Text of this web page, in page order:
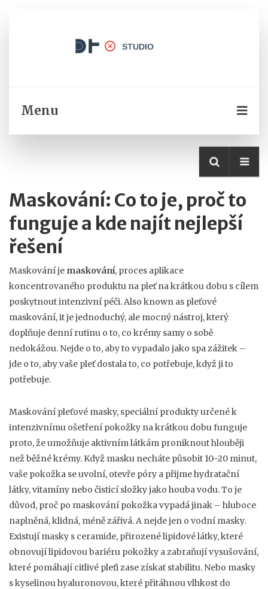
Menu
Maskování: Co to je, proč to
funguje a kde najít nejlepší
řešení
Maskování je maskování, proces aplikace
koncentrovaného produktu na pleť na krátkou dobu s cílem
poskytnout intenzivní péči. Also known as pleťové
maskování, it je jednoduchý, ale mocný nástroj, který
doplňuje denní rutinu o to, co krémy samy o sobě
nedokážou. Nejde o to, aby to vypadalo jako spa zážitek –
jde o to, aby vaše pleť dostala to, co potřebuje, když ji to
potřebuje.
Maskování pleťové masky, speciální produkty určené k
intenzivnímu ošetření pokožky na krátkou dobufunguje
proto, že umožňuje aktivním látkám proniknout hlouběji
než běžné krémy. Když masku necháte působit 10–20 minut,
vaše pokožka se uvolní, otevře póry a přijme hydratační
látky, vitamíny nebo čisticí složky jako houba vodu. To je
důvod, proč po maskování pokožka vypadá jinak – hluboce
naplněná, klidná, méně zářivá. A nejde jen o vodní masky.
Existují masky s ceramide, přirozené lipidové látky, které
obnovují lipidovou bariéru pokožky a zabraňují vysušování,
které pomáhají citlivé pleťi zase získat stabilitu. Nebo masky
s kyselinou hyaluronovou, které přitáhnou vlhkost do